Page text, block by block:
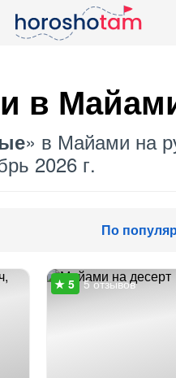
в
» в Майами на
2026 г.
По
5 отзывов